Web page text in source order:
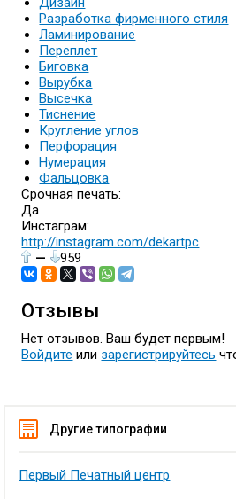
Разработка фирменного стиля
Ламинирование
Переплет
Биговка
Вырубка
Высечка
Тиснение
Кругление углов
Перфорация
Нумерация
Фальцовка
Срочная печать:
Да
Инстаграм:
http://instagram.com/dekartpc
—
959
Отзывы
Нет отзывов. Ваш будет первым!
Войдите или зарегистрируйтесь
Другие типографии
Первый Печатный центр